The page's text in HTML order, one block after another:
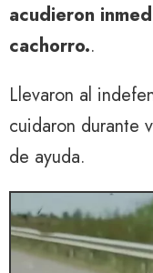
acudieron
cachorro..
Llevaron al
cuidaron durante
de ayuda.